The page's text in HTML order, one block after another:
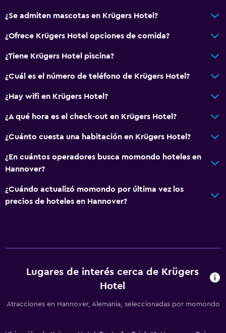
¿Se admiten mascotas en Krügers Hotel?
¿Ofrece Krügers Hotel opciones de comida?
¿Tiene Krügers Hotel piscina?
¿Cuál es el número de teléfono de Krügers Hotel?
¿Hay wifi en Krügers Hotel?
¿A qué hora es el check-out en Krügers Hotel?
¿Cuánto cuesta una habitación en Krügers Hotel?
¿En cuántos operadores busca momondo hoteles en
Hannover?
¿Cuándo actualizó momondo por última vez los
precios de hoteles en Hannover?
Lugares de interés cerca de Krügers
Hotel
Atracciones en Hannover, Alemania, seleccionadas por momondo